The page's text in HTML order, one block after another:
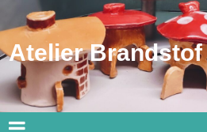
Atelier Brandstof